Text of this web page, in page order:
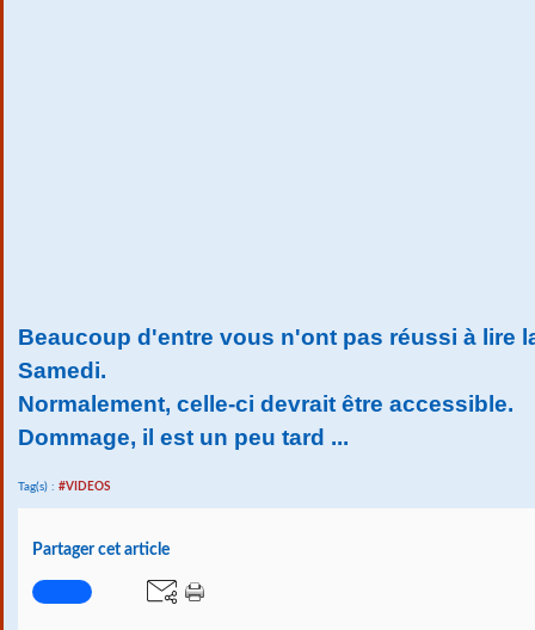
Beaucoup d'entre vous n'ont pas réussi à lire
Samedi.
Normalement, celle-ci devrait être accessible.
Dommage, il est un peu tard ...
Tag(s) : #VIDEOS
Partager cet article